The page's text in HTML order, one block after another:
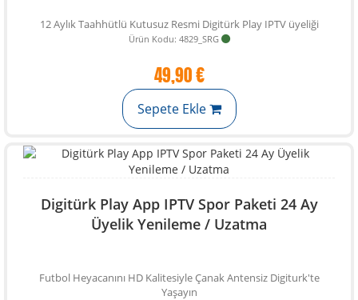
12 Aylık Taahhütlü Kutusuz Resmi Digitürk Play IPTV üyeliği
Ürün Kodu: 4829_SRG
49,90 €
Sepete Ekle
Digitürk Play App IPTV Spor Paketi 24 Ay
Üyelik Yenileme / Uzatma
Futbol Heyacanını HD Kalitesiyle Çanak Antensiz Digiturk'te
Yaşayın